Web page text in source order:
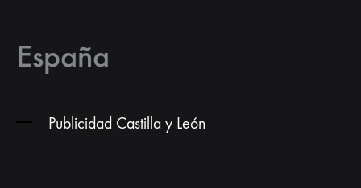
España
Publicidad Castilla y León